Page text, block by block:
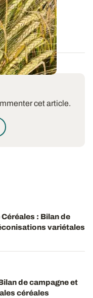
de la dernière
cet article.
: Bilan de
variétales
de campagne et
céréales